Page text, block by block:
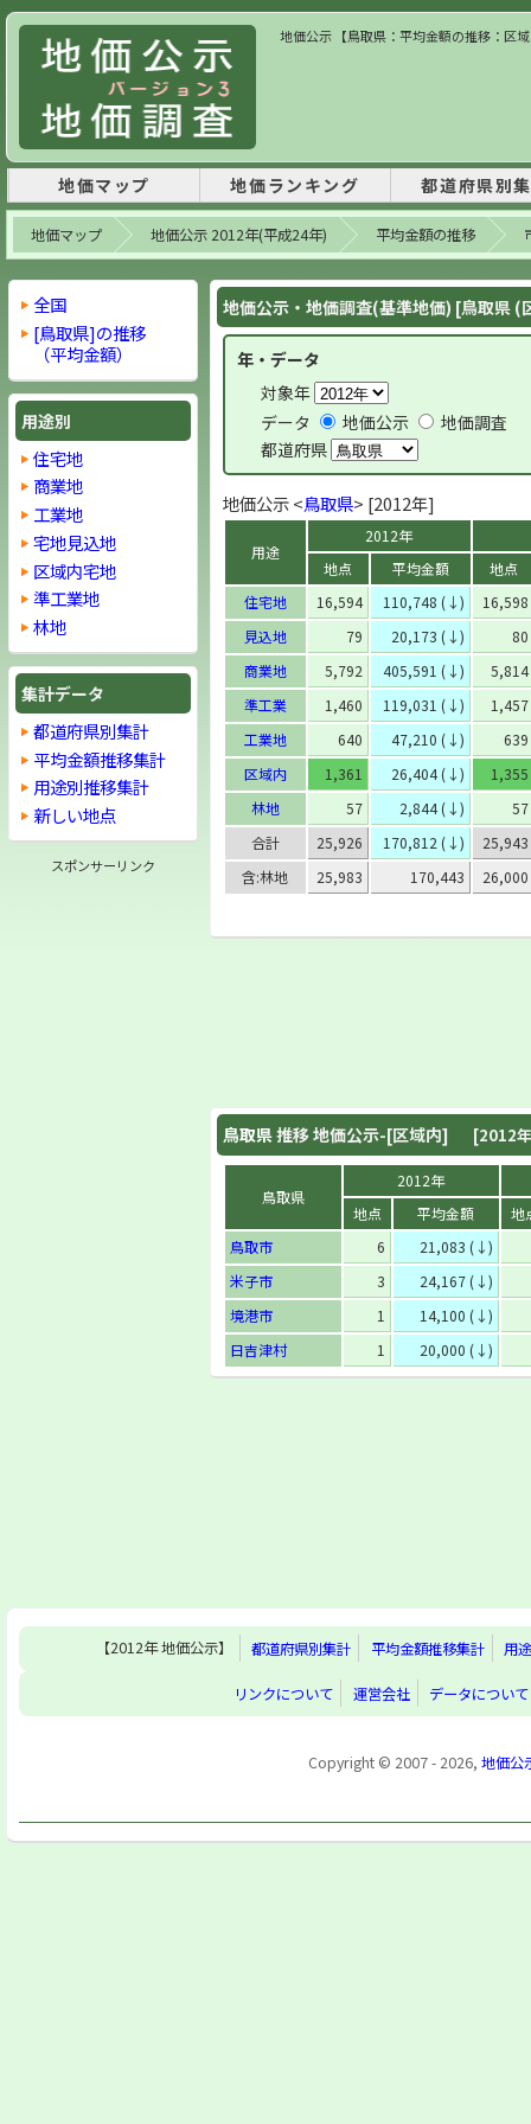
地価公示 【鳥取県：平均金額の推移：区
地価マップ 地価ランキング 都道府県別
地価マップ 地価公示 2012年(平成24年) 平均金額の推移
地価公示・地価調査(基準地価) [鳥取県 (
年・データ
対象年
データ
地価公示
地価調査
都道府県
地価公示 <鳥取県> [2012年]
用途
2012年
地点
平均金額
地点
住宅地
16,594 110,748 (↓)
16,598
見込地
79 20,173 (↓)
80
商業地
5,792 405,591 (↓)
5,814
準工業
1,460 119,031 (↓)
1,457
工業地
640 47,210 (↓)
639
区域内
1,361 26,404 (↓)
1,355
林地
57 2,844 (↓)
57
合計
25,926 170,812 (↓)
25,943
含:林地
25,983 170,443 26,000
鳥取県推移 地価公示-[区域内] [2012
鳥取県
2012年
地点
平均金額
地
鳥取市
6
21,083 (↓)
米子市
3
24,167 (↓)
境港市
1
14,100 (↓)
日吉津村
1 20,000 (↓)
全国
[鳥取県]の推移
（平均金額）
用途別
住宅地
商業地
工業地
宅地見込地
区域内宅地
準工業地
林地
集計データ
都道府県別集計
平均金額推移集計
用途別推移集計
新しい地点
スポンサーリンク
【2012年 地価公示】 都道府県別集計 平均金額推移集計 用
リンクについて 運営会社 データについて
Copyright © 2007 - 2026,地価公